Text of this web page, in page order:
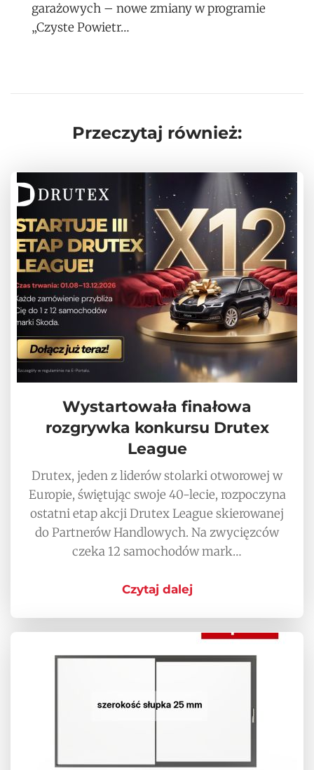
garażowych – nowe zmiany w programie
„Czyste Powietr…
Przeczytaj również:
Wystartowała finałowa
rozgrywka konkursu Drutex
League
Drutex, jeden z liderów stolarki otworowej w
Europie, świętując swoje 40-lecie, rozpoczyna
ostatni etap akcji Drutex League skierowanej
do Partnerów Handlowych. Na zwycięzców
czeka 12 samochodów mark…
Czytaj dalej